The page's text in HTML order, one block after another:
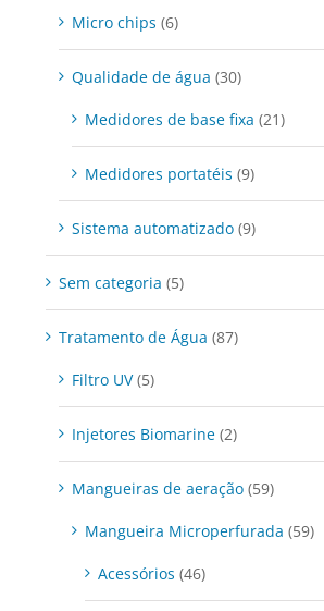
Micro chips (6)
Qualidade de água (30)
Medidores de base fixa (21)
Medidores portatéis (9)
Sistema automatizado (9)
Sem categoria (5)
Tratamento de Água (87)
Filtro UV (5)
Injetores Biomarine (2)
Mangueiras de aeração (59)
Mangueira Microperfurada (59)
Acessórios (46)